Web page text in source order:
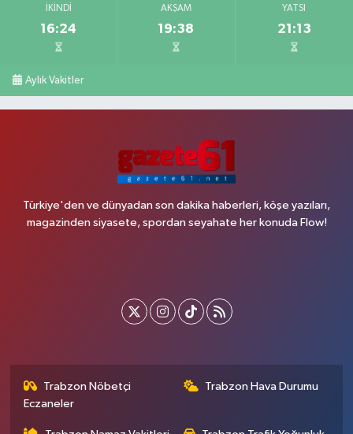
İKINDI
16:24
AKŞAM
19:38
YATSI
21:13
Aylık Vakitler
Türkiye'den ve dünyadan son dakika haberleri, köşe yazıları,
magazinden siyasete, spordan seyahate her konuda Flow!
Trabzon Nöbetçi
Eczaneler
Trabzon Hava Durumu